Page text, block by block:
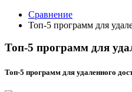
Сравнение
Топ-5 программ для
Топ-5 программ для
Топ-5 программ для удаленного